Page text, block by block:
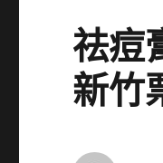
祛痘
新竹